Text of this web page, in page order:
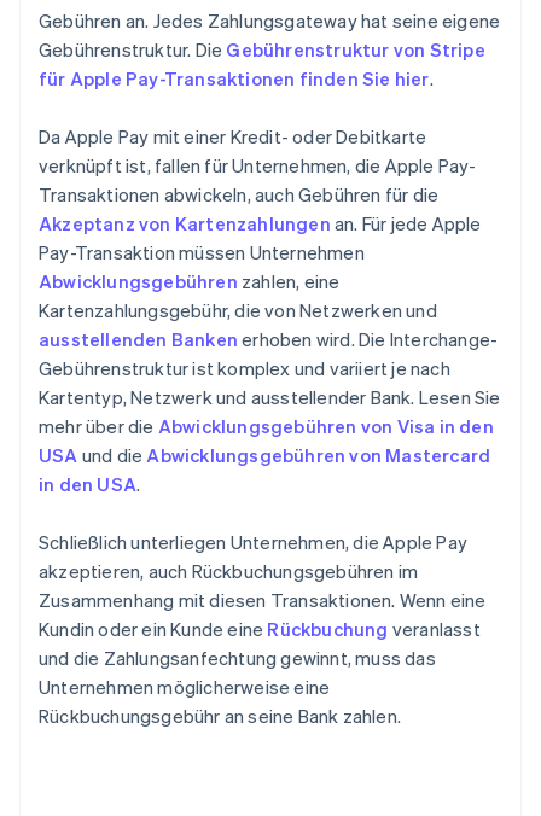
Gebühren an. Jedes Zahlungsgateway hat seine eigene
Gebührenstruktur. Die Gebührenstruktur von Stripe
für Apple Pay-Transaktionen finden Sie hier.
Da Apple Pay mit einer Kredit- oder Debitkarte
verknüpft ist, fallen für Unternehmen, die Apple Pay-
Transaktionen abwickeln, auch Gebühren für die
Akzeptanz von Kartenzahlungen an. Für jede Apple
Pay-Transaktion müssen Unternehmen
Abwicklungsgebühren zahlen, eine
Kartenzahlungsgebühr, die von Netzwerken und
ausstellenden Banken erhoben wird. Die Interchange-
Gebührenstruktur ist komplex und variiert je nach
Kartentyp, Netzwerk und ausstellender Bank. Lesen Sie
mehr über die Abwicklungsgebühren von Visa in den
USA und dieAbwicklungsgebühren von Mastercard
in den USA.
Schließlich unterliegen Unternehmen, die Apple Pay
akzeptieren, auch Rückbuchungsgebühren im
Zusammenhang mit diesen Transaktionen. Wenn eine
Kundin oder ein Kunde eine Rückbuchung veranlasst
und die Zahlungsanfechtung gewinnt, muss das
Unternehmen möglicherweise eine
Rückbuchungsgebühr an seine Bank zahlen.